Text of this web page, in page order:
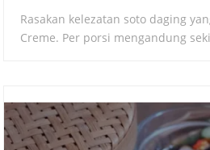
Rasakan kelezatan soto daging
Creme. Per porsi mengandung